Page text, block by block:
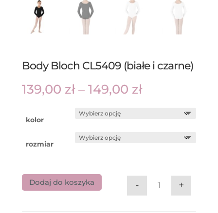
Body Bloch CL5409 (białe i czarne)
139,00 zł – 149,00 złZakres
139,00 zł
kolor
rozmiar
ilość Body Bloch
- +
Dodaj do koszyka